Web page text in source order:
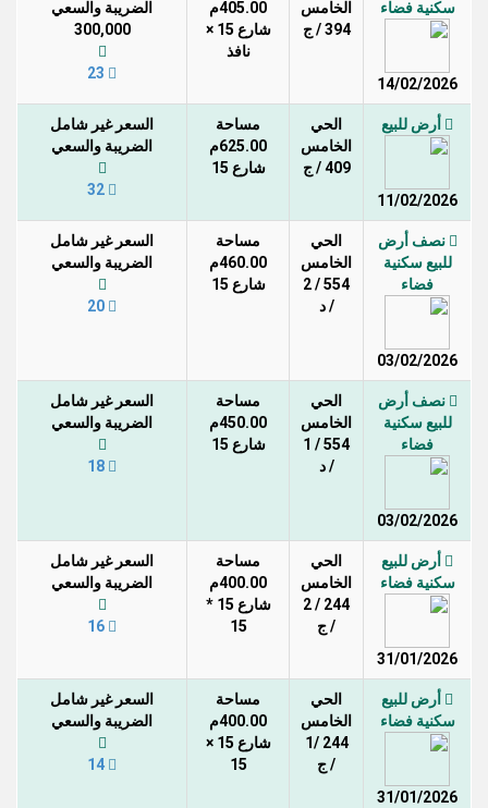
سكنية فضاء
14/02/2026
الخامس
394 / ج
405.00م
شارع 15 ×
نافذ
الضريبة والسعي
300,000
أرض للبيع
11/02/2026
الحي
الخامس
409 / ج
مساحة
625.00م
شارع 15
السعر غير شامل
الضريبة والسعي
نصف أرض
للبيع سكنية
فضاء
03/02/2026
الحي
الخامس
554 / 2
/ د
مساحة
460.00م
شارع 15
السعر غير شامل
الضريبة والسعي
نصف أرض
للبيع سكنية
فضاء
03/02/2026
الحي
الخامس
554 / 1
/ د
مساحة
450.00م
شارع 15
السعر غير شامل
الضريبة والسعي
أرض للبيع
سكنية فضاء
31/01/2026
الحي
الخامس
244 / 2
/ ج
مساحة
400.00م
شارع 15 *
15
السعر غير شامل
الضريبة والسعي
أرض للبيع
سكنية فضاء
31/01/2026
الحي
الخامس
244 /1
/ ج
مساحة
400.00م
شارع 15 ×
15
السعر غير شامل
الضريبة والسعي